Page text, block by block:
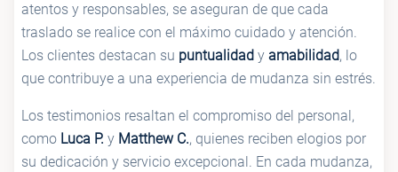
atentos y responsables, se aseguran de que cada
traslado se realice con el máximo cuidado y atención.
Los clientes destacan su puntualidad y amabilidad, lo
que contribuye a una experiencia de mudanza sin estrés.
Los testimonios resaltan el compromiso del personal,
como Luca P. y Matthew C., quienes reciben elogios por
su dedicación y servicio excepcional. En cada mudanza,